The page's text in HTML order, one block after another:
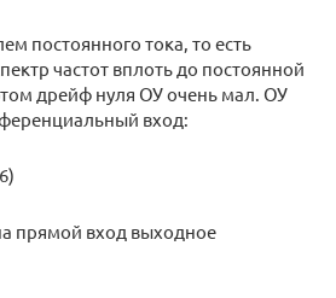
постоянного тока, то есть
частот вплоть до постоянной
дрейф нуля ОУ очень мал. ОУ
вход:
прямой вход выходное